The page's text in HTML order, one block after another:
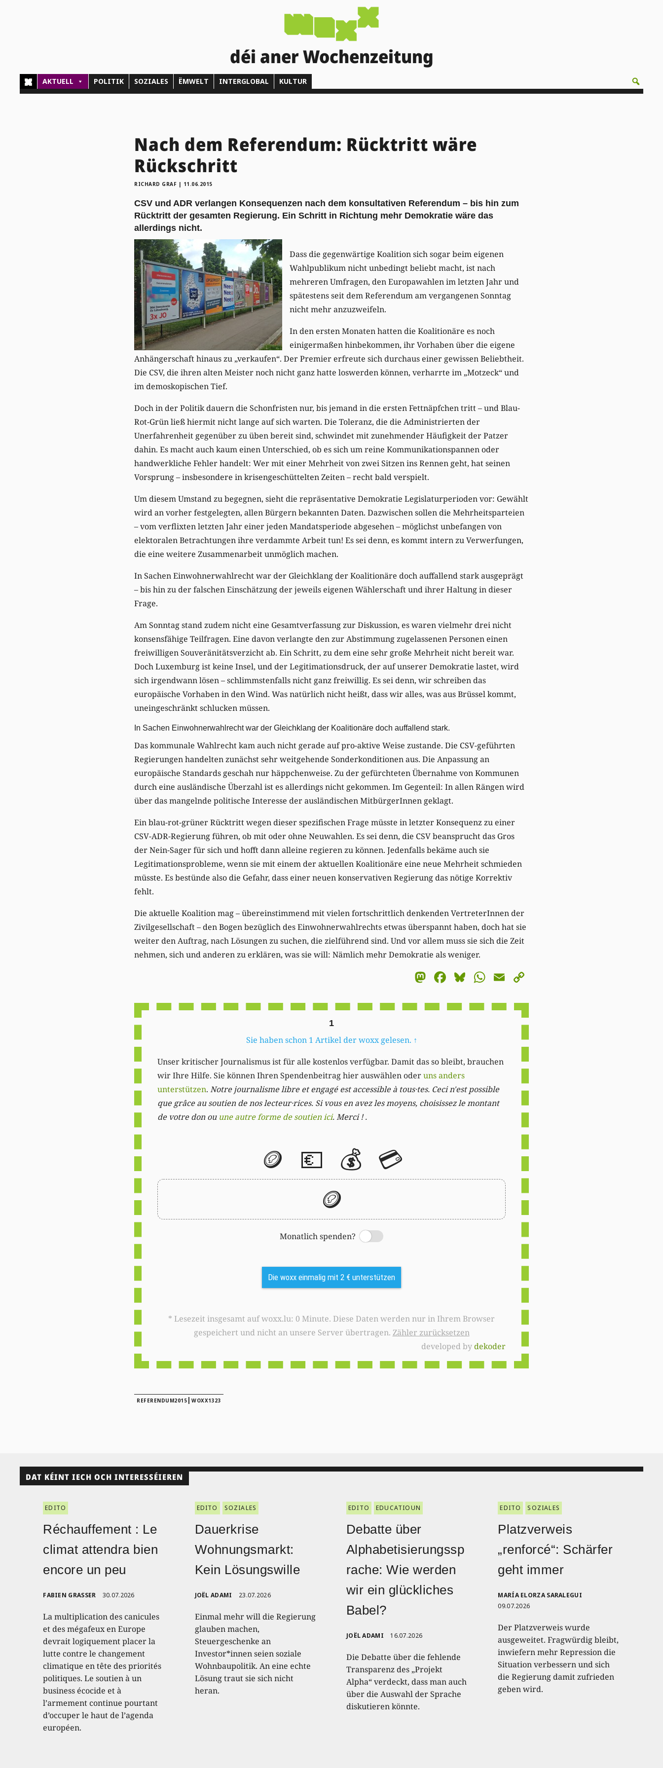
déi aner Wochenzeitung
AKTUELL POLITIK SOZIALES ËMWELT INTERGLOBAL KULTUR
Nach dem Referendum: Rücktritt wäre
Rückschritt
RICHARD GRAF | 11.06.2015
CSV und ADR verlangen Konsequenzen nach dem konsultativen Referendum – bis hin zum
Rücktritt der gesamten Regierung. Ein Schritt in Richtung mehr Demokratie wäre das
allerdings nicht.
Dass die gegenwärtige Koalition sich sogar beim eigenen
Wahlpublikum nicht unbedingt beliebt macht, ist nach
mehreren Umfragen, den Europawahlen im letzten Jahr und
spätestens seit dem Referendum am vergangenen Sonntag
nicht mehr anzuzweifeln.
In den ersten Monaten hatten die Koalitionäre es noch
einigermaßen hinbekommen, ihr Vorhaben über die eigene
Anhängerschaft hinaus zu „verkaufen“. Der Premier erfreute sich durchaus einer gewissen Beliebtheit.
Die CSV, die ihren alten Meister noch nicht ganz hatte loswerden können, verharrte im „Motzeck“ und
im demoskopischen Tief.
Doch in der Politik dauern die Schonfristen nur, bis jemand in die ersten Fettnäpfchen tritt – und Blau-
Rot-Grün ließ hiermit nicht lange auf sich warten. Die Toleranz, die die Administrierten der
Unerfahrenheit gegenüber zu üben bereit sind, schwindet mit zunehmender Häufigkeit der Patzer
dahin. Es macht auch kaum einen Unterschied, ob es sich um reine Kommunikationspannen oder
handwerkliche Fehler handelt: Wer mit einer Mehrheit von zwei Sitzen ins Rennen geht, hat seinen
Vorsprung – insbesondere in krisengeschüttelten Zeiten – recht bald verspielt.
Um diesem Umstand zu begegnen, sieht die repräsentative Demokratie Legislaturperioden vor: Gewählt
wird an vorher festgelegten, allen Bürgern bekannten Daten. Dazwischen sollen die Mehrheitsparteien
– vom verflixten letzten Jahr einer jeden Mandatsperiode abgesehen – möglichst unbefangen von
elektoralen Betrachtungen ihre verdammte Arbeit tun! Es sei denn, es kommt intern zu Verwerfungen,
die eine weitere Zusammenarbeit unmöglich machen.
In Sachen Einwohnerwahlrecht war der Gleichklang der Koalitionäre doch auffallend stark ausgeprägt
– bis hin zu der falschen Einschätzung der jeweils eigenen Wählerschaft und ihrer Haltung in dieser
Frage.
Am Sonntag stand zudem nicht eine Gesamtverfassung zur Diskussion, es waren vielmehr drei nicht
konsensfähige Teilfragen. Eine davon verlangte den zur Abstimmung zugelassenen Personen einen
freiwilligen Souveränitätsverzicht ab. Ein Schritt, zu dem eine sehr große Mehrheit nicht bereit war.
Doch Luxemburg ist keine Insel, und der Legitimationsdruck, der auf unserer Demokratie lastet, wird
sich irgendwann lösen – schlimmstenfalls nicht ganz freiwillig. Es sei denn, wir schreiben das
europäische Vorhaben in den Wind. Was natürlich nicht heißt, dass wir alles, was aus Brüssel kommt,
uneingeschränkt schlucken müssen.
In Sachen Einwohnerwahlrecht war der Gleichklang der Koalitionäre doch auffallend stark.
Das kommunale Wahlrecht kam auch nicht gerade auf pro-aktive Weise zustande. Die CSV-geführten
Regierungen handelten zunächst sehr weitgehende Sonderkonditionen aus. Die Anpassung an
europäische Standards geschah nur häppchenweise. Zu der gefürchteten Übernahme von Kommunen
durch eine ausländische Überzahl ist es allerdings nicht gekommen. Im Gegenteil: In allen Rängen wird
über das mangelnde politische Interesse der ausländischen MitbürgerInnen geklagt.
Ein blau-rot-grüner Rücktritt wegen dieser spezifischen Frage müsste in letzter Konsequenz zu einer
CSV-ADR-Regierung führen, ob mit oder ohne Neuwahlen. Es sei denn, die CSV beansprucht das Gros
der Nein-Sager für sich und hofft dann alleine regieren zu können. Jedenfalls bekäme auch sie
Legitimationsprobleme, wenn sie mit einem der aktuellen Koalitionäre eine neue Mehrheit schmieden
müsste. Es bestünde also die Gefahr, dass einer neuen konservativen Regierung das nötige Korrektiv
fehlt.
Die aktuelle Koalition mag – übereinstimmend mit vielen fortschrittlich denkenden VertreterInnen der
Zivilgesellschaft – den Bogen bezüglich des Einwohnerwahlrechts etwas überspannt haben, doch hat sie
weiter den Auftrag, nach Lösungen zu suchen, die zielführend sind. Und vor allem muss sie sich die Zeit
nehmen, sich und anderen zu erklären, was sie will: Nämlich mehr Demokratie als weniger.
Mastodon
Facebook
Bluesky
WhatsApp
Email
1
Sie haben schon 1 Artikel der woxx gelesen. ↑
Unser kritischer Journalismus ist für alle kostenlos verfügbar. Damit das so bleibt, brauchen
wir Ihre Hilfe. Sie können Ihren Spendenbeitrag hier auswählen oderuns anders
unterstützen. Notre journalisme libre et engagé est accessible à tous·tes. Ceci n'est possible
que grâce au soutien de nos lecteur·rices. Si vous en avez les moyens, choisissez le montant
de votre don ou une autre forme de soutien ici. Merci ! .
🪙 💶 💰 💳
🪙
Monatlich spenden?
Switch
Die woxx einmalig mit 2 € unterstützen
* Lesezeit insgesamt auf woxx.lu: 0 Minute. Diese Daten werden nur in Ihrem Browser
gespeichert und nicht an unsere Server übertragen. Zähler zurücksetzen
developed bydekoder
REFERENDUM2015 | WOXX1323
DAT KÉINT IECH OCH INTERESSÉIEREN
EDITO
Réchauffement : Le
climat attendra bien
encore un peu
FABIEN GRASSER 30.07.2026
La multiplication des canicules
et des mégafeux en Europe
devrait logiquement placer la
lutte contre le changement
climatique en tête des priorités
politiques. Le soutien à un
business écocide et à
l’armement continue pourtant
d’occuper le haut de l’agenda
européen.
EDITO SOZIALES
Dauerkrise
Wohnungsmarkt:
Kein Lösungswille
JOËL ADAMI 23.07.2026
Einmal mehr will die Regierung
glauben machen,
Steuergeschenke an
Investor*innen seien soziale
Wohnbaupolitik. An eine echte
Lösung traut sie sich nicht
heran.
EDITO EDUCATIOUN
Debatte über
Alphabetisierungssp
rache: Wie werden
wir ein glückliches
Babel?
JOËL ADAMI 16.07.2026
Die Debatte über die fehlende
Transparenz des „Projekt
Alpha“ verdeckt, dass man auch
über die Auswahl der Sprache
diskutieren könnte.
EDITO SOZIALES
Platzverweis
„renforcé“: Schärfer
geht immer
MARÍA ELORZA SARALEGUI
09.07.2026
Der Platzverweis wurde
ausgeweitet. Fragwürdig bleibt,
inwiefern mehr Repression die
Situation verbessern und sich
die Regierung damit zufrieden
geben wird.